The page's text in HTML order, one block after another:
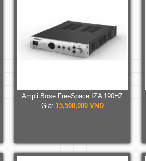
Ampli Bose FreeSpace IZA 190HZ
Giá: 15,500,000 VND